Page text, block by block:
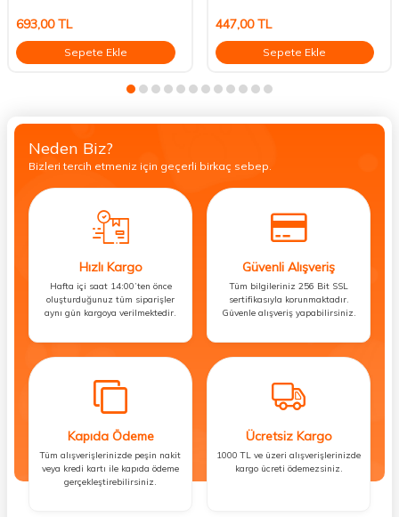
693,00TL
Sepete Ekle
447,00TL
Sepete Ekle
Neden Biz?
Bizleri tercih etmeniz için geçerli birkaç sebep.
Hızlı Kargo
Hafta içi saat 14:00’ten önce
oluşturduğunuz tüm siparişler
aynı gün kargoya verilmektedir.
Güvenli Alışveriş
Tüm bilgileriniz 256 Bit SSL
sertifikasıyla korunmaktadır.
Güvenle alışveriş yapabilirsiniz.
Kapıda Ödeme
Tüm alışverişlerinizde peşin nakit
veya kredi kartı ile kapıda ödeme
gerçekleştirebilirsiniz.
Ücretsiz Kargo
1000 TL ve üzeri alışverişlerinizde
kargo ücreti ödemezsiniz.